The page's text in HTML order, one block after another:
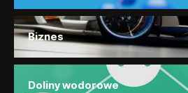
Biznes
Doliny wodorowe